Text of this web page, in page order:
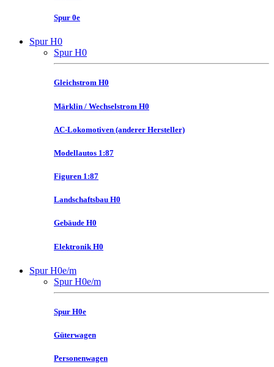
Spur 0e
Spur H0
Spur H0
Gleichstrom H0
Märklin / Wechselstrom H0
AC-Lokomotiven (anderer Hersteller)
Modellautos 1:87
Figuren 1:87
Landschaftsbau H0
Gebäude H0
Elektronik H0
Spur H0e/m
Spur H0e/m
Spur H0e
Güterwagen
Personenwagen